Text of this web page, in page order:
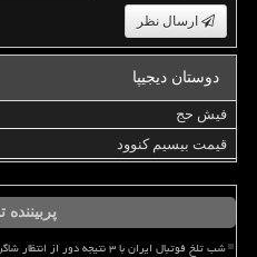
ارسال نظر
دوستان دیجیپا
فیش حج
قیمت بیسیم کنوود
پربیننده
شب تلخ فوتبال ایران با ۳ نتیجه دور از انتظار شاگردان قلعه نویی چطور از صعود بازماندند؟